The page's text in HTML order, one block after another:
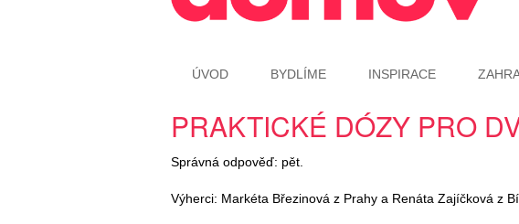
ÚVOD BYDLÍME INSPIRACE
PRAKTICKÉ DÓZY PRO
Správná odpověď: pět.
Výherci: Markéta Březinová z Prahy a Renáta Zajíčková z